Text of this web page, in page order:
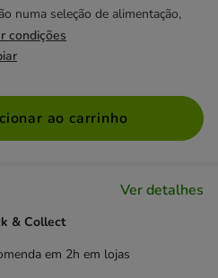
numa seleção de alimentação,
condições
ao carrinho
Ver detalhes
& Collect
em 2h em lojas